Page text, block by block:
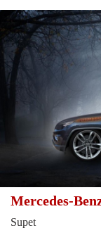
Mercedes-
Supet